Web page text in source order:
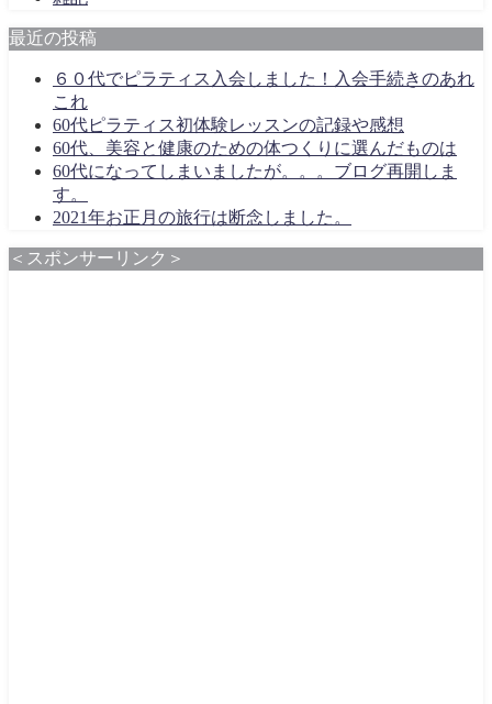
最近の投稿
６０代でピラティス入会しました！入会手続きのあれ
これ
60代ピラティス初体験レッスンの記録や感想
60代、美容と健康のための体つくりに選んだものは
60代になってしまいましたが。。。ブログ再開しま
す。
2021年お正月の旅行は断念しました。
＜スポンサーリンク＞